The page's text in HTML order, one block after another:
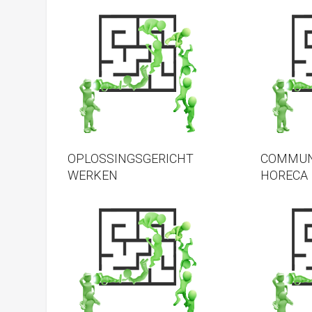
OPLOSSINGSGERICHT
WERKEN
HORECA